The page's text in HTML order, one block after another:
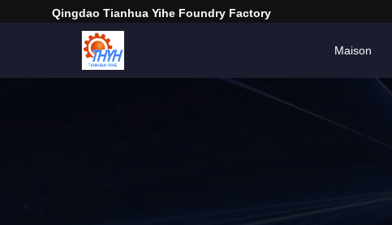
Qingdao Tianhua Yihe Foundry Factory
Maison